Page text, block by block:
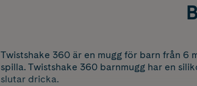
Twistshake 360 är en mugg för barn från 6
spilla. Twistshake 360 barnmugg har en
slutar dricka.